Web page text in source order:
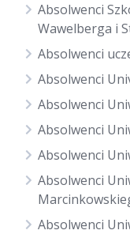
Absolwenci
Wawelberga i
Absolwenci
Absolwenci
Absolwenci
Absolwenci
Absolwenci
Absolwenci
Absolwenci